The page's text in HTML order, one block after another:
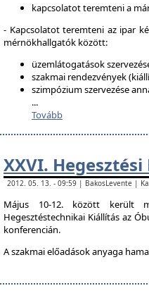
kapcsolatot teremteni a
- Kapcsolatot teremteni az ipar
mérnökhallgatók között:
üzemlátogatások
szakmai rendezvények
szimpózium szervezése
...
Tovább
XXVI.
2012. 05. 13. - 09:59 | BakosLevente |
Május 10-12. között került
Hegesztéstechnikai Kiállítás az
konferencián.
A szakmai előadások anyaga